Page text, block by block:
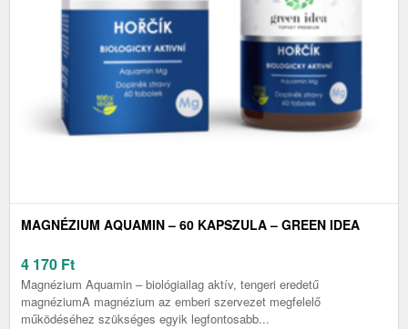
MAGNÉZIUM AQUAMIN – 60 KAPSZULA – GREEN IDEA
4 170 Ft
Magnézium Aquamin – biológiailag aktív, tengeri eredetű
magnéziumA magnézium az emberi szervezet megfelelő
működéséhez szükséges egyik legfontosabb...